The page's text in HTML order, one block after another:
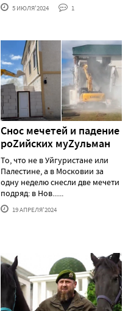
5 ИЮЛЯ'2024 1
Снос мечетей и падение
роZийских муZульман
То, что не в Уйгуристане или
Палестине, а в Московии за
одну неделю снесли две мечети
подряд: в Нов......
19 АПРЕЛЯ'2024